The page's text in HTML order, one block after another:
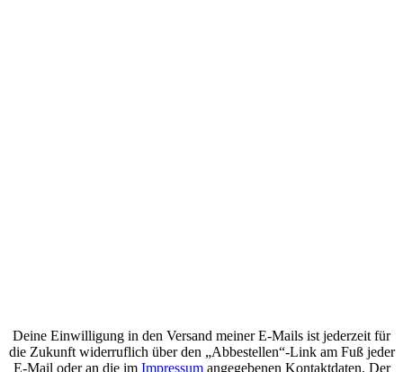
Deine Einwilligung in den Versand meiner E-Mails ist jederzeit für
die Zukunft widerruflich über den „Abbestellen“-Link am Fuß jeder
E-Mail oder an die im Impressumangegebenen Kontaktdaten. Der